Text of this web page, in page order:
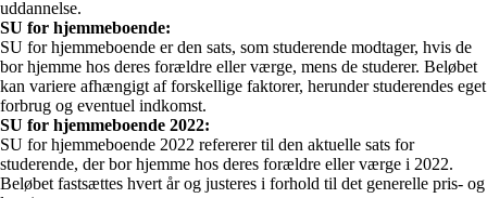
uddannelse.
SU for hjemmeboende:
SU for hjemmeboende er den sats, som studerende modtager, hvis de
bor hjemme hos deres forældre eller værge, mens de studerer. Beløbet
kan variere afhængigt af forskellige faktorer, herunder studerendes eget
forbrug og eventuel indkomst.
SU for hjemmeboende 2022:
SU for hjemmeboende 2022 refererer til den aktuelle sats for
studerende, der bor hjemme hos deres forældre eller værge i 2022.
Beløbet fastsættes hvert år og justeres i forhold til det generelle pris- og